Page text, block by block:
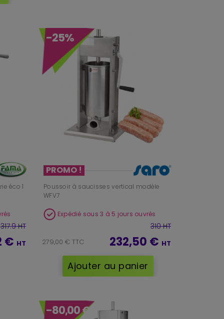
éco 1
317.9 HT
€ HT
-25%
PROMO !
Poussoir à saucisses vertical modèle
WFV7
Expédié sous 3 à 5 jours ouvrés
279,00 € TTC
310 HT
232,50 € HT
Ajouter au panier
-80,00 €